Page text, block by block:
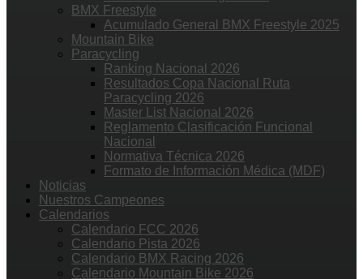
BMX Freestyle
Acumulado General BMX Freestyle 2025
Mountain Bike
Paracycling
Ranking Nacional 2026
Resultados Copa Nacional Ruta
Paracycling 2026
Master List Nacional 2026
Reglamento Clasificación Funcional
Nacional
Normativa Técnica 2026
Formato de Información Médica (MDF)
Noticias
Nuestros Campeones
Calendarios
Calendario FCC 2026
Calendario Pista 2026
Calendario BMX Racing 2026
Calendario Mountain Bike 2026